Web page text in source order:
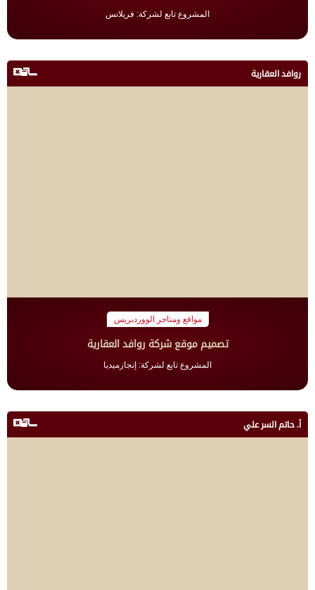
المشروع تابع لشركة: فريلانس
روافد العقارية
مواقع ومتاجر الووردبريس
تصميم موقع شركة روافد العقارية
المشروع تابع لشركة: إنجازميديا
أ. حاتم السر علي